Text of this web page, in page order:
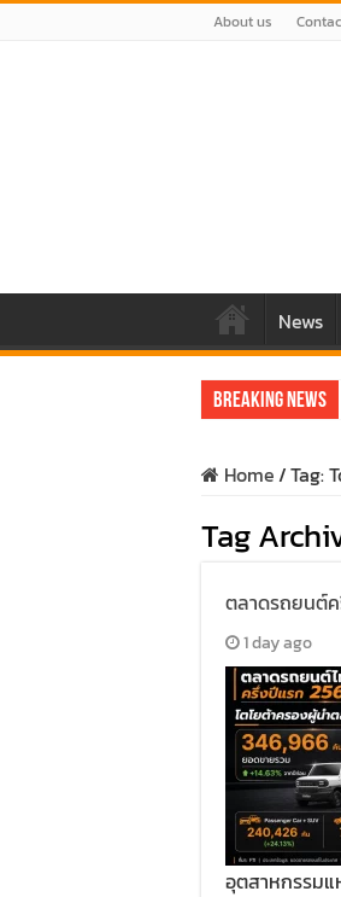
About us
News
Breaking News
Home/Tag:
Tag
ตลาดรถยนต์ค
1 day ago
อุตสาหกรรมแ